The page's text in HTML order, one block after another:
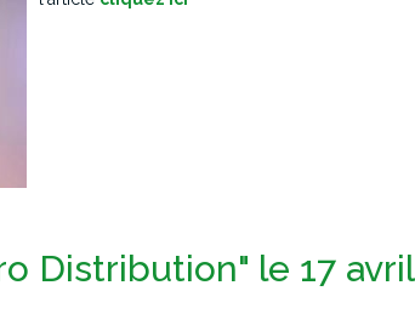
Distribution" le 17 avril